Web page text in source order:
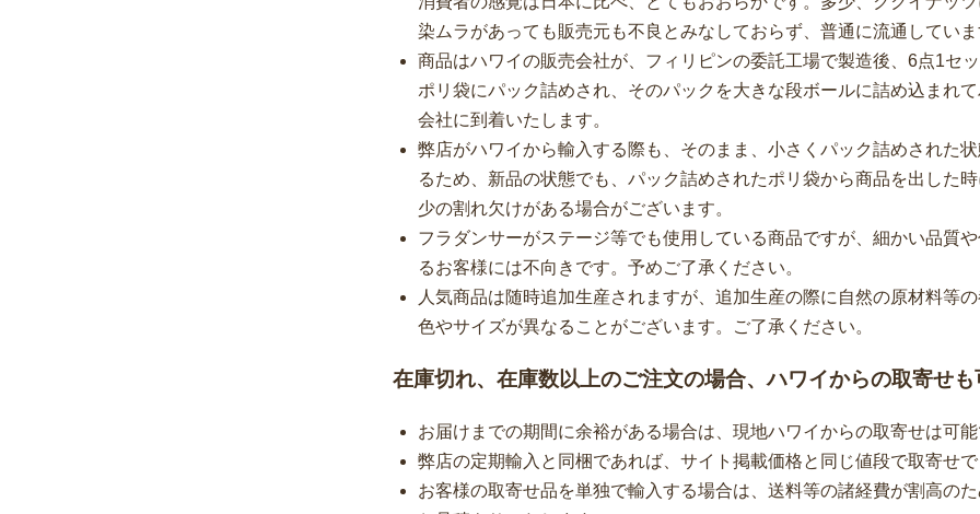
染ムラがあっても販売元も不良とみなしておらず、普通に流通してい
商品はハワイの販売会社が、フィリピンの委託工場で製造後、6点1セ
ポリ袋にパック詰めされ、そのパックを大きな段ボールに詰め込まれ
会社に到着いたします。
弊店がハワイから輸入する際も、そのまま、小さくパック詰めされた
るため、新品の状態でも、パック詰めされたポリ袋から商品を出した
少の割れ欠けがある場合がございます。
フラダンサーがステージ等でも使用している商品ですが、細かい品質
るお客様には不向きです。予めご了承ください。
人気商品は随時追加生産されますが、追加生産の際に自然の原材料等
色やサイズが異なることがございます。ご了承ください。
在庫切れ、在庫数以上のご注文の場合、ハワイからの取寄せ
お届けまでの期間に余裕がある場合は、現地ハワイからの取寄せは可
弊店の定期輸入と同梱であれば、サイト掲載価格と同じ値段で取寄せ
お客様の取寄せ品を単独で輸入する場合は、送料等の諸経費が割高の